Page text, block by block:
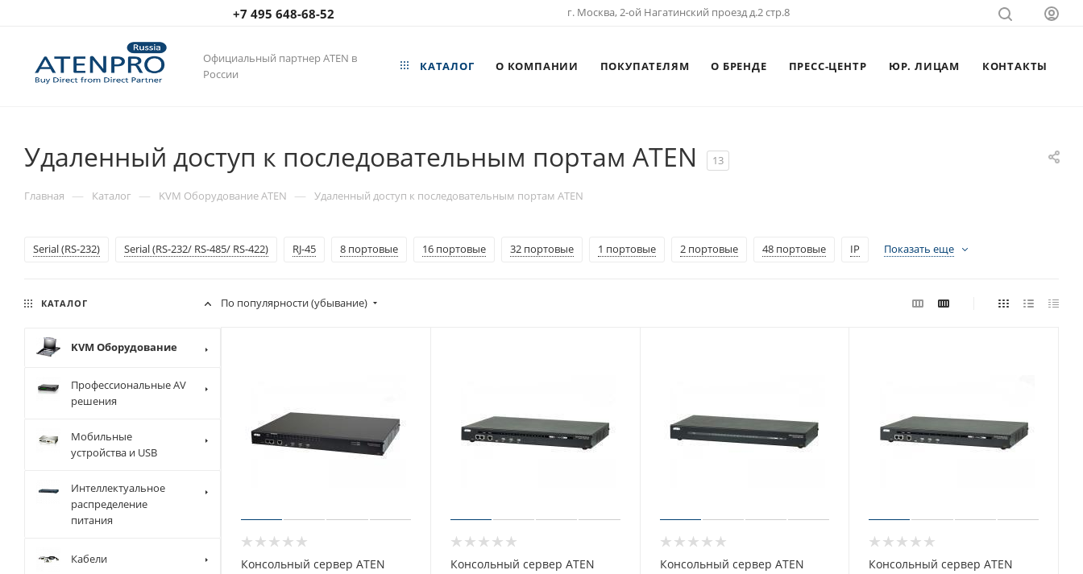
+7 495 648-68-52 г. Москва, 2-ой Нагатинский проезд д.2 стр.8
Официальный партнер ATEN в
России
КАТАЛОГ О КОМПАНИИ ПОКУПАТЕЛЯМ О БРЕНДЕ ПРЕСС-ЦЕНТР ЮР. ЛИЦАМ КОНТАКТЫ
Удаленный доступ к последовательным портам ATEN 13
Главная — Каталог — KVM Оборудование ATEN — Удаленный доступ к последовательным портам ATEN
Serial (RS-232) Serial (RS-232/ RS-485/ RS-422) RJ-45 8 портовые 16 портовые 32 портовые 1 портовые 2 портовые 48 портовые IP Показать еще
По популярности (убывание)
Консольный сервер ATEN
Консольный сервер ATEN
Консольный сервер ATEN
Консольный сервер ATEN
КАТАЛОГ
KVM Оборудование
Профессиональные AV
решения
Мобильные
устройства и USB
Интеллектуальное
распределение
питания
Кабели